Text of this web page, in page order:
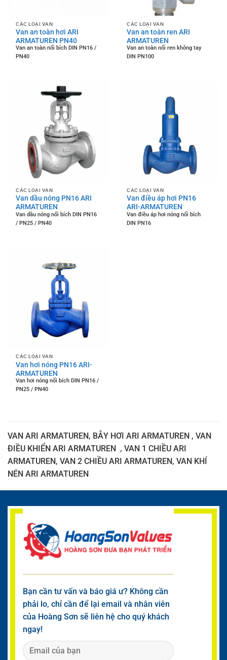
CÁC LOẠI VAN
Van an toàn hơi ARI
ARMATUREN PN40
Van an toàn nối bích DIN PN16 /
PN40
CÁC LOẠI VAN
Van an toàn ren ARI
ARMATUREN
Van an toàn nối ren không tay
DIN PN100
CÁC LOẠI VAN
Van dầu nóng PN16 ARI
ARMATUREN
Van dầu nóng nối bích DIN PN16
/ PN25 / PN40
CÁC LOẠI VAN
Van điều áp hơi PN16
ARI-ARMATUREN
Van điều áp hơi nóng nối bích
DIN PN16
CÁC LOẠI VAN
Van hơi nóng PN16 ARI-
ARMATUREN
Van hơi nóng nối bích DIN PN16 /
PN25 / PN40
VAN ARI ARMATUREN, BẪY HƠI ARI ARMATUREN , VAN
ĐIỀU KHIỂN ARI ARMATUREN , VAN 1 CHIỀU ARI
ARMATUREN, VAN 2 CHIỀU ARI ARMATUREN, VAN KHÍ
NÉN ARI ARMATUREN
Bạn cần tư vấn và báo giá ư? Không cần
phải lo, chỉ cần để lại email và nhân viên
của Hoàng Sơn sẽ liên hệ cho quý khách
ngay!